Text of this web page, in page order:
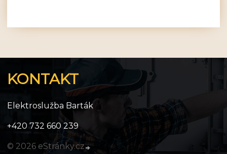
KONTAKT
Elektroslužba Barták
+420 732 660 239
© 2026 eStránky.cz